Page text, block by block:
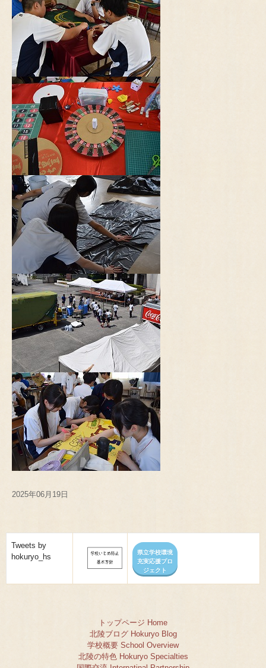
2025年06月19日
Tweets by
hokuryo_hs
県立学校環境
充実応援プロ
ジェクト
トップページ Home
北陵ブログ Hokuryo Blog
学校概要 School Overview
北陵の特色 Hokuryo Specialties